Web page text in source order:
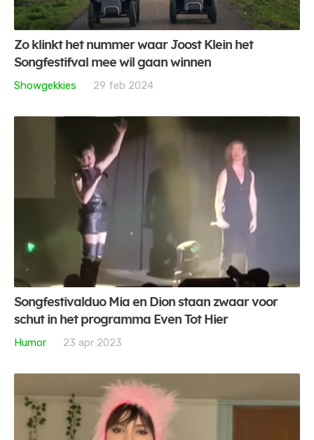
Zo klinkt het nummer waar Joost Klein het
Songfestifval mee wil gaan winnen
Showgekkies
29 feb 2024
Songfestivalduo Mia en Dion staan zwaar voor
schut in het programma Even Tot Hier
Humor
23 apr 2023